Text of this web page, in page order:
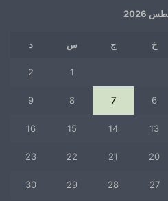
2026
خ ج س د
1
2
6
7
8
9
13
14
15
16
20
21
22
23
27
28
29
30